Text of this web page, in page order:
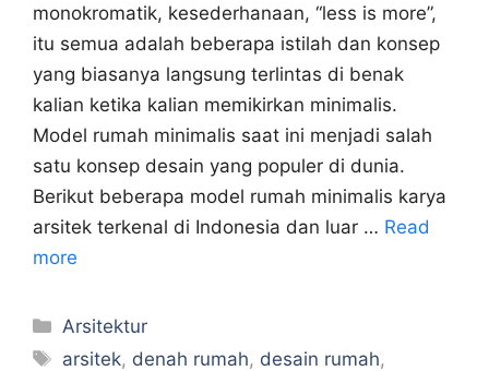
monokromatik, kesederhanaan, “less is more”,
itu semua adalah beberapa istilah dan konsep
yang biasanya langsung terlintas di benak
kalian ketika kalian memikirkan minimalis.
Model rumah minimalis saat ini menjadi salah
satu konsep desain yang populer di dunia.
Berikut beberapa model rumah minimalis karya
arsitek terkenal di Indonesia dan luar … Read
more
Categories
Arsitektur
Tags
arsitek, denah rumah, desain rumah,